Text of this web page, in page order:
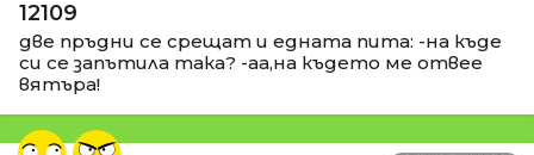
12109
две пръдни се срещат и едната пита: -на къде
си се запътила така? -аа,на където ме отвее
вятъра!